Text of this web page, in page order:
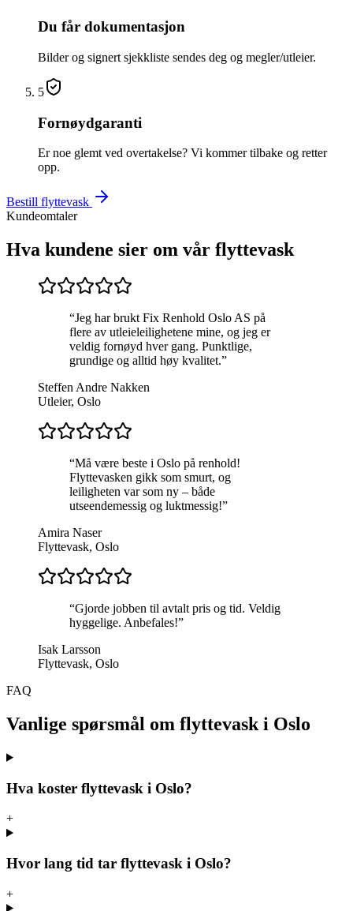
Du får dokumentasjon
Bilder og signert sjekkliste sendes deg og megler/utleier.
5
Fornøydgaranti
Er noe glemt ved overtakelse? Vi kommer tilbake og retter
opp.
Bestill flyttevask
Kundeomtaler
Hva kundene sier om vår flyttevask
“Jeg har brukt Fix Renhold Oslo AS på
flere av utleieleilighetene mine, og jeg er
veldig fornøyd hver gang. Punktlige,
grundige og alltid høy kvalitet.”
Steffen Andre Nakken
Utleier, Oslo
“Må være beste i Oslo på renhold!
Flyttevasken gikk som smurt, og
leiligheten var som ny – både
utseendemessig og luktmessig!”
Amira Naser
Flyttevask, Oslo
“Gjorde jobben til avtalt pris og tid. Veldig
hyggelige. Anbefales!”
Isak Larsson
Flyttevask, Oslo
FAQ
Vanlige spørsmål om flyttevask i Oslo
Hva koster flyttevask i Oslo?
+
Hvor lang tid tar flyttevask i Oslo?
+